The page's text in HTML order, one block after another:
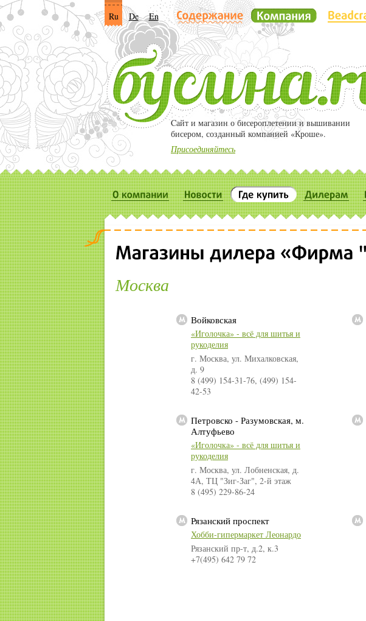
Ru De En
Cайт и магазин о бисероплетении и вышивании
бисером, созданный компанией «Кроше».
Присоединяйтесь
Москва
Войковская
«Иголочка» - всё для шитья и
рукоделия
г. Москва, ул. Михалковская,
д. 9
8 (499) 154-31-76, (499) 154-
42-53
Петровско - Разумовская, м.
Алтуфьево
«Иголочка» - всё для шитья и
рукоделия
г. Москва, ул. Лобненская, д.
4А, ТЦ "Зиг-Заг", 2-й этаж
8 (495) 229-86-24
Рязанский проспект
Хобби-гипермаркет Леонардо
Рязанский пр-т, д.2, к.3
+7(495) 642 79 72